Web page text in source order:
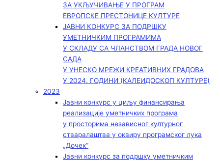
ЗА УКЉУЧИВАЊЕ У ПРОГРАМ
ЕВРОПСКЕ ПРЕСТОНИЦЕ КУЛТУРЕ
ЈАВНИ КОНКУРС ЗА ПОДРШКУ
УМЕТНИЧКИМ ПРОГРАМИМА
У СКЛАДУ СА ЧЛАНСТВОМ ГРАДА НОВОГ
САДА
У УНЕСКО МРЕЖИ КРЕАТИВНИХ ГРАДОВА
У 2024. ГОДИНИ (КАЛЕИДОСКОП КУЛТУРЕ)
2023
Јавни конкурс у циљу финансирања
реализације уметничких програма
у просторима независног културног
стваралаштва у оквиру програмског лука
„Дочек”
Јавни конкурс за подршку уметничким